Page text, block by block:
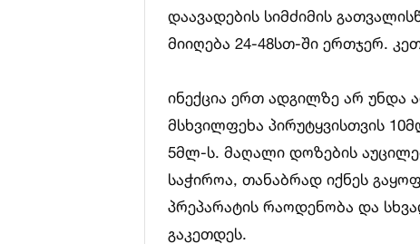
დაავადების სიმძიმის
მიიღება 24-48სთ-ში ერთჯერ.
ინექცია ერთ ადგილზე არ უნდა
მსხვილფეხა პირუტყვისთვის
5მლ-ს. მაღალი დოზების
საჭიროა, თანაბრად იქნეს
პრეპარატის რაოდენობა და
გაკეთდეს.